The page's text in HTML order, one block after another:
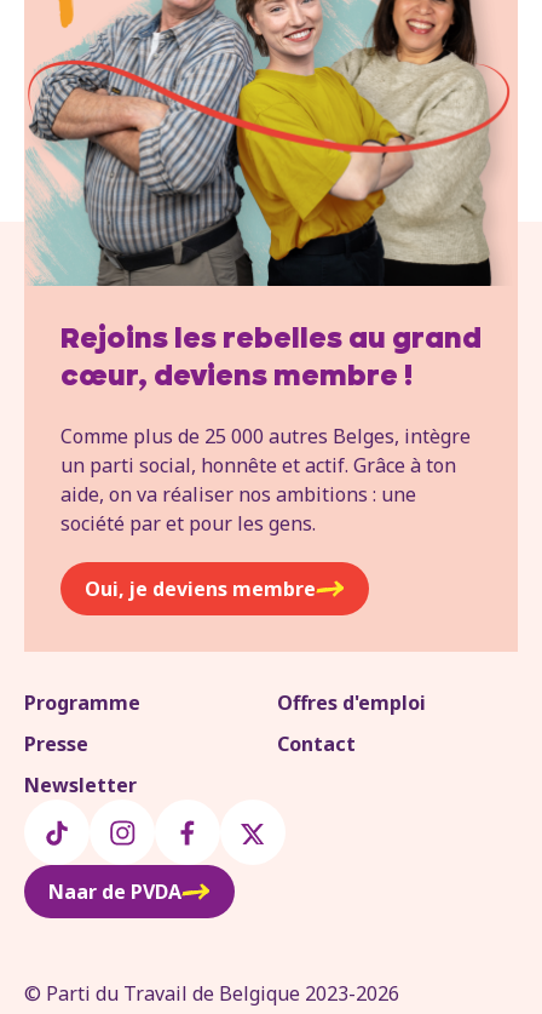
Rejoins les rebelles au grand
cœur, deviens membre !
Comme plus de 25 000 autres Belges, intègre
un parti social, honnête et actif. Grâce à ton
aide, on va réaliser nos ambitions : une
société par et pour les gens.
Oui, je deviens membre
Programme
Offres d'emploi
Presse
Contact
Newsletter
Naar de PVDA
© Parti du Travail de Belgique 2023-2026